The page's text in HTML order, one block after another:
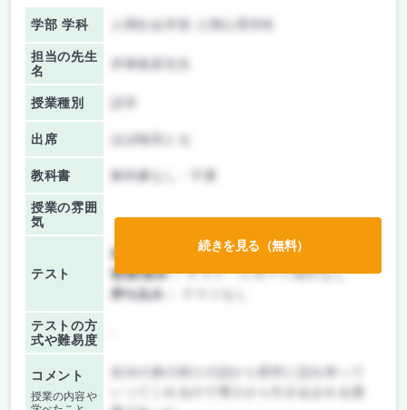
学部 学科
担当の先生
名
伊東俊彦先生
授業種別
出席 ほぼ毎回とる
教科書 教科書なし・不要
授業の雰囲
気
テスト
前期/中間：
テスト・レポート両方なし
後期/期末：テスト・レポート両方なし
持ち込み：
テストの方
式や難易度
コメント
授業の内容や
続きを見る（無料）